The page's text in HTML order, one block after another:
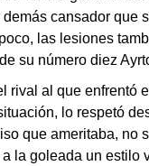
cansador que
las lesiones
su número diez
rival al que enfrentó
lo respetó
que ameritaba, no
la goleada un estilo